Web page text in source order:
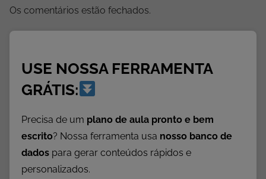
F
a
l
i
s
S
i
l
Os comentários estão fechados.
USE NOSSA FERRAMENTA
GRÁTIS:
Precisa de um plano de aula pronto e bem
escrito? Nossa ferramenta usa nosso banco de
dados para gerar conteúdos rápidos e
personalizados.